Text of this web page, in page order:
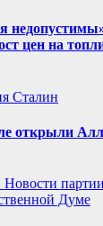
цен на
Сталин
открыли
Новости партии
Думе